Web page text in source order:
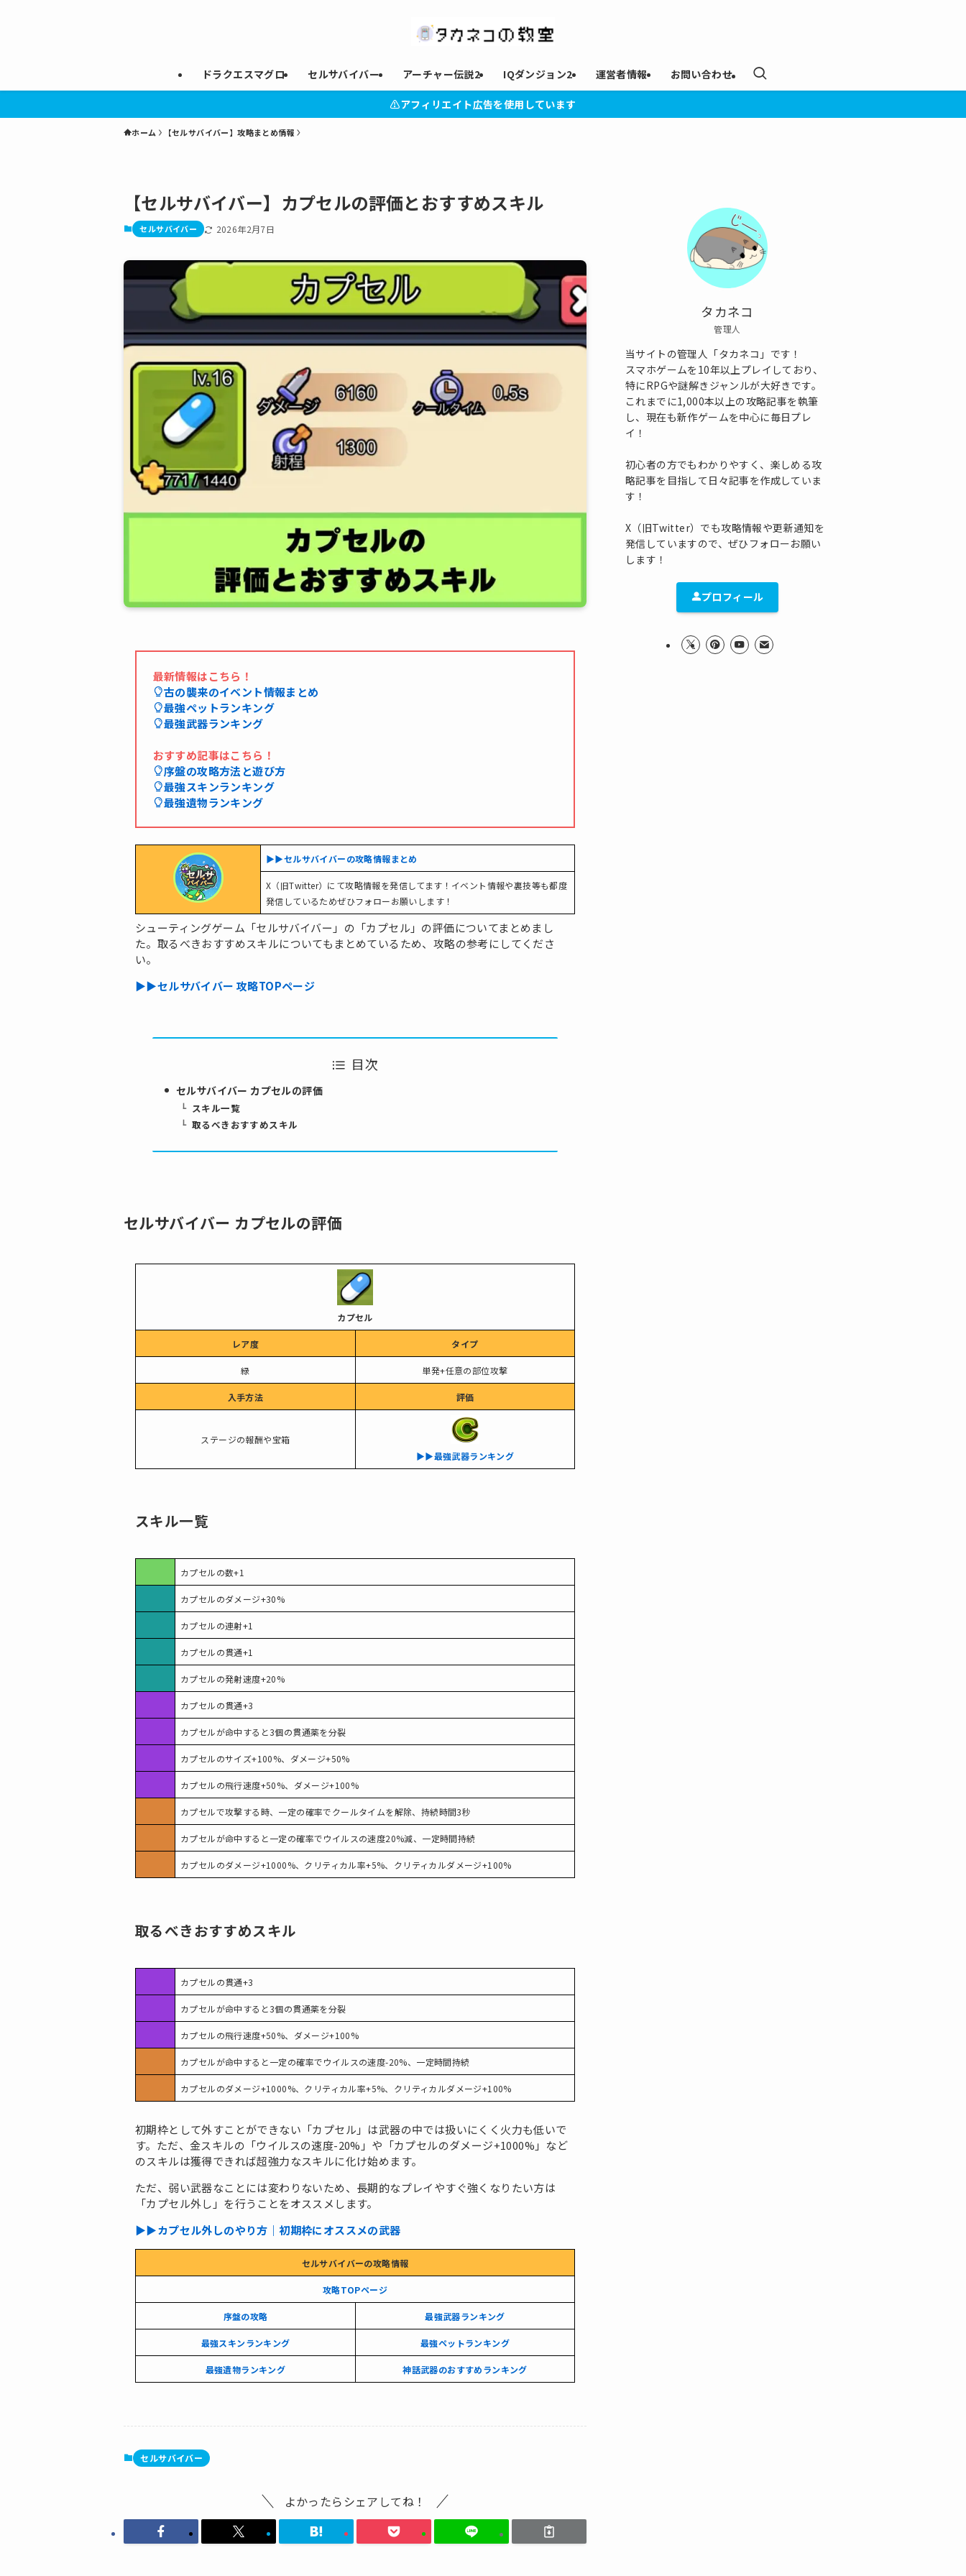
ドラクエスマグロ セルサバイバー アーチャー伝説2 IQダンジョン2 運営者情報 お問い合わせ
⚠︎アフィリエイト広告を使用しています
ホーム 【セルサバイバー】攻略まとめ情報
【セルサバイバー】カプセルの評価とおすすめスキル
セルサバイバー 2026年2月7日
最新情報はこちら！
古の襲来のイベント情報まとめ
最強ペットランキング
最強武器ランキング
おすすめ記事はこちら！
序盤の攻略方法と遊び方
最強スキンランキング
最強遺物ランキング
▶︎▶︎セルサバイバーの攻略情報まとめ
X（旧Twitter）にて攻略情報を発信してます！イベント情報や裏技等も都度
発信しているためぜひフォローお願いします！
シューティングゲーム「セルサバイバー」の「カプセル」の評価についてまとめまし
た。取るべきおすすめスキルについてもまとめているため、攻略の参考にしてくださ
い。
▶︎▶︎セルサバイバー 攻略TOPページ
目次
セルサバイバー カプセルの評価
スキル一覧
取るべきおすすめスキル
セルサバイバー カプセルの評価
カプセル
レア度 タイプ
緑 単発+任意の部位攻撃
入手方法 評価
ステージの報酬や宝箱
▶︎▶︎最強武器ランキング
スキル一覧
カプセルの数+1
カプセルのダメージ+30%
カプセルの連射+1
カプセルの貫通+1
カプセルの発射速度+20%
カプセルの貫通+3
カプセルが命中すると3個の貫通薬を分裂
カプセルのサイズ+100%、ダメージ+50%
カプセルの飛行速度+50%、ダメージ+100%
カプセルで攻撃する時、一定の確率でクールタイムを解除、持続時間3秒
カプセルが命中すると一定の確率でウイルスの速度20%減、一定時間持続
カプセルのダメージ+1000%、クリティカル率+5%、クリティカルダメージ+100%
取るべきおすすめスキル
カプセルの貫通+3
カプセルが命中すると3個の貫通薬を分裂
カプセルの飛行速度+50%、ダメージ+100%
カプセルが命中すると一定の確率でウイルスの速度-20%、一定時間持続
カプセルのダメージ+1000%、クリティカル率+5%、クリティカルダメージ+100%
初期枠として外すことができない「カプセル」は武器の中では扱いにくく火力も低いで
す。ただ、金スキルの「ウイルスの速度-20%」や「カプセルのダメージ+1000%」など
のスキルは獲得できれば超強力なスキルに化け始めます。
ただ、弱い武器なことには変わりないため、長期的なプレイやすぐ強くなりたい方は
「カプセル外し」を行うことをオススメします。
▶︎▶︎カプセル外しのやり方｜初期枠にオススメの武器
セルサバイバーの攻略情報
攻略TOPページ
序盤の攻略 最強武器ランキング
最強スキンランキング 最強ペットランキング
最強遺物ランキング 神話武器のおすすめランキング
セルサバイバー
よかったらシェアしてね！
タカネコ
管理人
当サイトの管理人「タカネコ」です！
スマホゲームを10年以上プレイしており、
特にRPGや謎解きジャンルが大好きです。
これまでに1,000本以上の攻略記事を執筆
し、現在も新作ゲームを中心に毎日プレ
イ！
初心者の方でもわかりやすく、楽しめる攻
略記事を目指して日々記事を作成していま
す！
X（旧Twitter）でも攻略情報や更新通知を
発信していますので、ぜひフォローお願い
します！
プロフィール